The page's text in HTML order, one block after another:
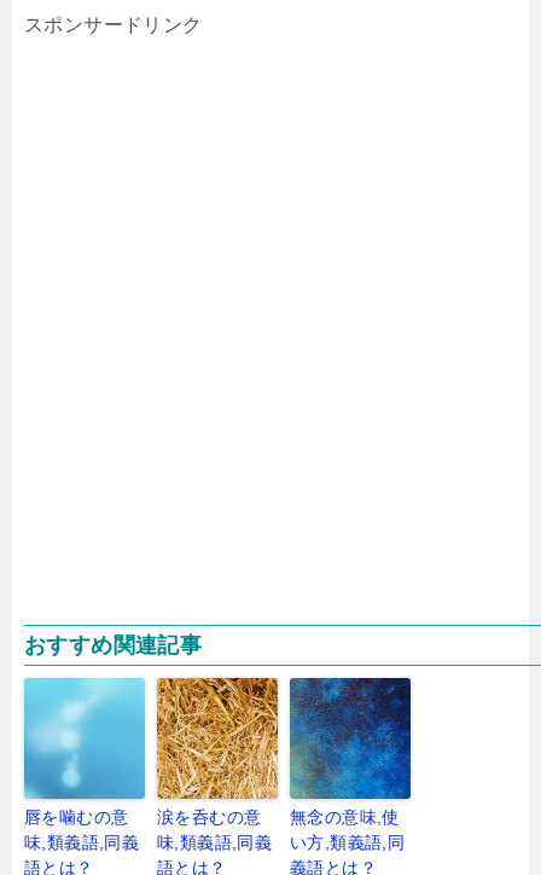
スポンサードリンク
おすすめ関連記事
唇を噛むの意
味,類義語,同義
語とは？
涙を呑むの意
味,類義語,同義
語とは？
無念の意味,使
い方,類義語,同
義語とは？